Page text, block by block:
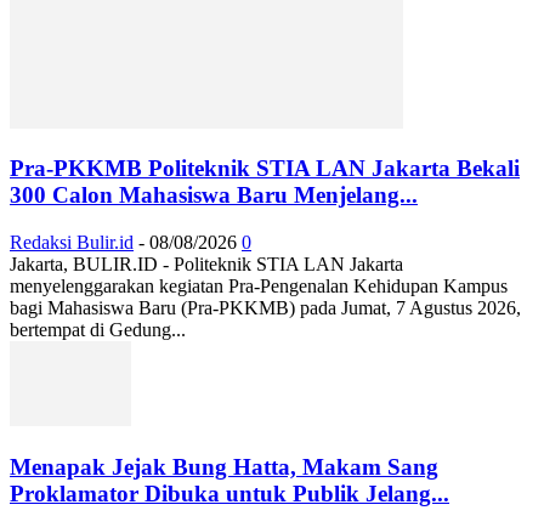
Pra-PKKMB Politeknik STIA LAN Jakarta Bekali
300 Calon Mahasiswa Baru Menjelang...
Redaksi Bulir.id - 08/08/2026 0
Jakarta, BULIR.ID - Politeknik STIA LAN Jakarta
menyelenggarakan kegiatan Pra-Pengenalan Kehidupan Kampus
bagi Mahasiswa Baru (Pra-PKKMB) pada Jumat, 7 Agustus 2026,
bertempat di Gedung...
Menapak Jejak Bung Hatta, Makam Sang
Proklamator Dibuka untuk Publik Jelang...